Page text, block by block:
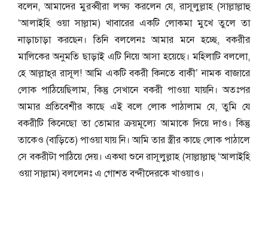
বলেন, আমাদের মুরব্বীরা লক্ষ্য করলেন যে, রাসূলুল্লাহ (সাল্লাল্লাহু
‘আলাইহি ওয়া সাল্লাম) খাবারের একটি লোকমা মুখে তুলে তা
নাড়াচাড়া করছেন। তিনি বললেনঃ আমার মনে হচ্ছে, বকরীর
মালিকের অনুমতি ছাড়াই এটি নিয়ে আসা হয়েছে। মহিলাটি বললো,
হে আল্লাহ্‌র রাসূল! আমি একটি বকরী কিনতে বাকী’ নামক বাজারে
লোক পাঠিয়েছিলাম, কিন্তু সেখানে বকরী পাওয়া যায়নি। অতঃপর
আমার প্রতিবেশীর কাছে এই বলে লোক পাঠালাম যে, তুমি যে
বকরীটি কিনেছো তা তোমার ক্রয়মূল্যে আমাকে দিয়ে দাও। কিন্তু
তাকেও (বাড়িতে) পাওয়া যায় নি। আমি তার স্ত্রীর কাছে লোক পাঠালে
সে বকরীটা পাঠিয়ে দেয়। একথা শুনে রাসূলুল্লাহ (সাল্লাল্লাহু ‘আলাইহি
ওয়া সাল্লাম) বললেনঃ এ গোশত বন্দীদেরকে খাওয়াও।